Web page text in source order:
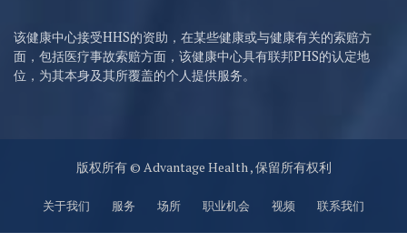
该健康中心接受HHS的资助，在某些健康或与健康有关的索赔方
面，包括医疗事故索赔方面，该健康中心具有联邦PHS的认定地
位，为其本身及其所覆盖的个人提供服务。
版权所有 © Advantage Health , 保留所有权利
关于我们 服务 场所 职业机会 视频 联系我们